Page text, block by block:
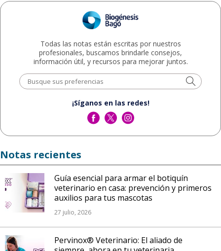
Todas las notas están escritas por nuestros
profesionales, buscamos brindarle consejos,
información útil, y recursos para mejorar juntos.
¡Síganos en las redes!
Notas recientes
Guía esencial para armar el botiquín
veterinario en casa: prevención y primeros
auxilios para tus mascotas
27 julio, 2026
Pervinox® Veterinario: El aliado de